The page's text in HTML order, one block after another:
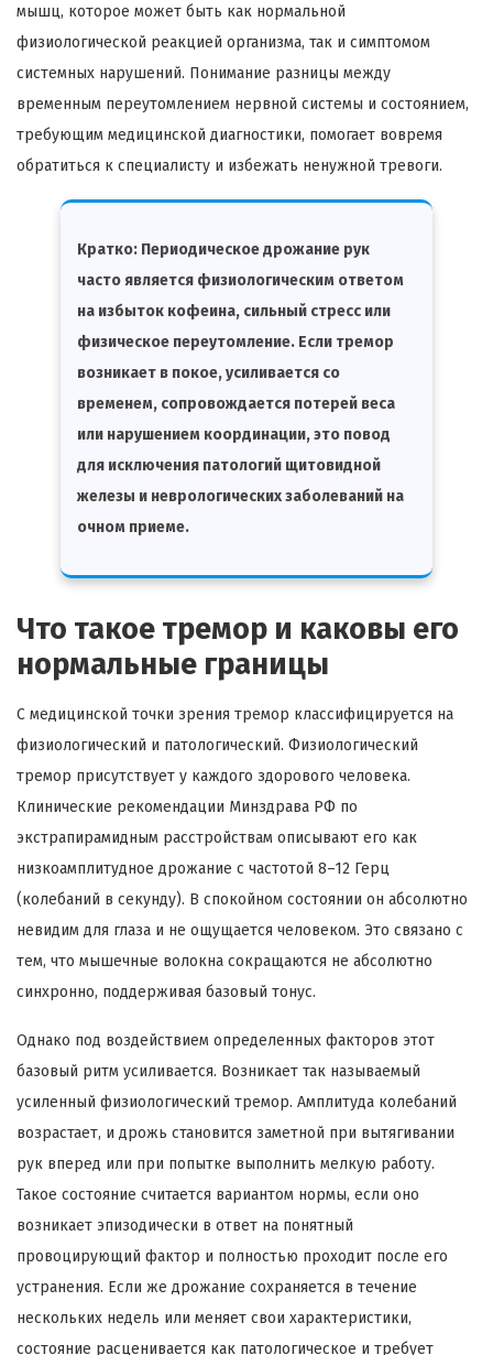
мышц, которое может быть как нормальной
физиологической реакцией организма, так и симптомом
системных нарушений. Понимание разницы между
временным переутомлением нервной системы и состоянием,
требующим медицинской диагностики, помогает вовремя
обратиться к специалисту и избежать ненужной тревоги.
Кратко: Периодическое дрожание рук
часто является физиологическим ответом
на избыток кофеина, сильный стресс или
физическое переутомление. Если тремор
возникает в покое, усиливается со
временем, сопровождается потерей веса
или нарушением координации, это повод
для исключения патологий щитовидной
железы и неврологических заболеваний на
очном приеме.
Что такое тремор и каковы его
нормальные границы
С медицинской точки зрения тремор классифицируется на
физиологический и патологический. Физиологический
тремор присутствует у каждого здорового человека.
Клинические рекомендации Минздрава РФ по
экстрапирамидным расстройствам описывают его как
низкоамплитудное дрожание с частотой 8–12 Герц
(колебаний в секунду). В спокойном состоянии он абсолютно
невидим для глаза и не ощущается человеком. Это связано с
тем, что мышечные волокна сокращаются не абсолютно
синхронно, поддерживая базовый тонус.
Однако под воздействием определенных факторов этот
базовый ритм усиливается. Возникает так называемый
усиленный физиологический тремор. Амплитуда колебаний
возрастает, и дрожь становится заметной при вытягивании
рук вперед или при попытке выполнить мелкую работу.
Такое состояние считается вариантом нормы, если оно
возникает эпизодически в ответ на понятный
провоцирующий фактор и полностью проходит после его
устранения. Если же дрожание сохраняется в течение
нескольких недель или меняет свои характеристики,
состояние расценивается как патологическое и требует